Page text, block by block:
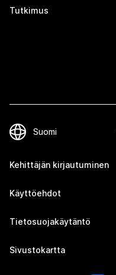
Tutkimus
Kehittäjän kirjautuminen
Käyttöehdot
Tietosuojakäytäntö
Sivustokartta